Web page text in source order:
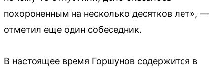
похороненным на несколько десятков лет», —
отметил еще один собеседник.
В настоящее время Горшунов содержится в